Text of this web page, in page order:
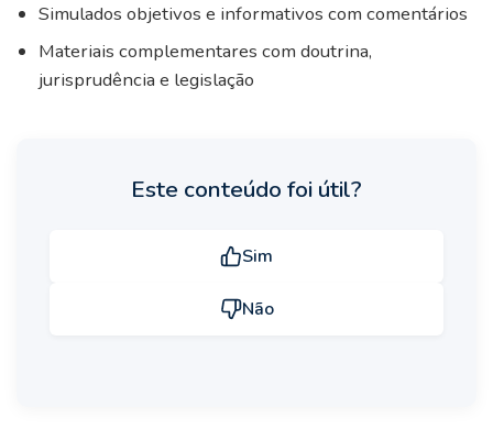
Simulados objetivos e informativos com comentários
Materiais complementares com doutrina,
jurisprudência e legislação
Este conteúdo foi útil?
Sim
Não